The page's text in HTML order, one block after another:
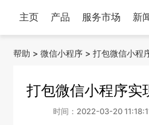
主页 产品 服务市场 新
帮助 >微信小程序 >打包微信小程
打包微信小程序实
时间：2022-03-20